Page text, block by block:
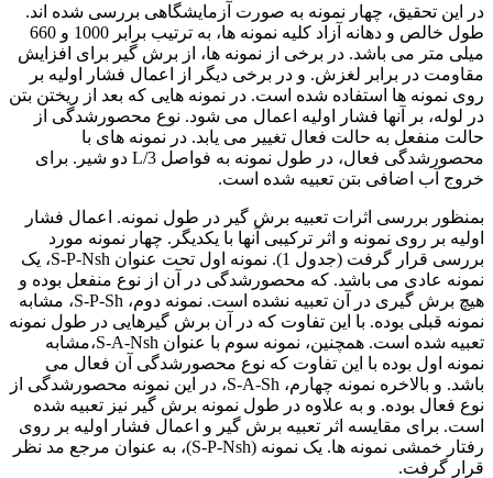
در این تحقیق، چهار نمونه به صورت آزمایشگاهی بررسی شده اند.
طول خالص و دهانه آزاد کلیه نمونه ها، به ترتیب برابر 1000 و 660
میلی متر می باشد. در برخی از نمونه ها، از برش گیر برای افزایش
مقاومت در برابر لغزش. و در برخی دیگر از اعمال فشار اولیه بر
روی نمونه ها استفاده شده است. در نمونه هایی که بعد از ریختن بتن
در لوله، بر آنها فشار اولیه اعمال می شود. نوع محصورشدگی از
حالت منفعل به حالت فعال تغییر می یابد. در نمونه های با
محصورشدگی فعال، در طول نمونه به فواصل L/3 دو شیر. برای
خروج آب اضافی بتن تعبیه شده است.
بمنظور بررسی اثرات تعبیه برش گیر در طول نمونه. اعمال فشار
اولیه بر روی نمونه و اثر ترکیبی آنها با یکدیگر. چهار نمونه مورد
بررسی قرار گرفت (جدول 1). نمونه اول تحت عنوان S-P-Nsh، یک
نمونه عادی می باشد. که محصورشدگی در آن از نوع منفعل بوده و
هیچ برش گیری در آن تعبیه نشده است. نمونه دوم، S-P-Sh، مشابه
نمونه قبلی بوده. با این تفاوت که در آن برش گیرهایی در طول نمونه
تعبیه شده است. همچنین، نمونه سوم با عنوان S-A-Nsh،مشابه
نمونه اول بوده با این تفاوت که نوع محصورشدگی آن فعال می
باشد. و بالاخره نمونه چهارم، S-A-Sh، در این نمونه محصورشدگی از
نوع فعال بوده. و به علاوه در طول نمونه برش گیر نیز تعبیه شده
است. برای مقایسه اثر تعبیه برش گیر و اعمال فشار اولیه بر روی
رفتار خمشی نمونه ها. یک نمونه (S-P-Nsh)، به عنوان مرجع مد نظر
قرار گرفت.